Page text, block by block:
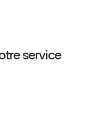
service